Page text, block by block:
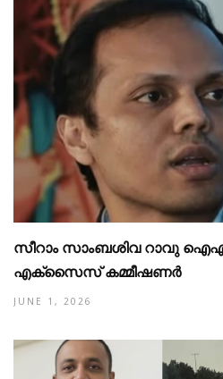
സീറാം സാംബശിവ റാവു
എക്‌സൈസ് കമ്മീഷണര്‍
JUNE 1, 2026